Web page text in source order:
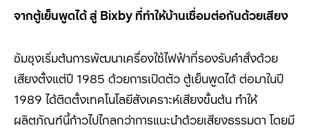
จากตู้เย็นพูดได้ สู่ Bixby ที่ทำให้บ้านเชื่อมต่อกันด้วยเสียง
ซัมซุงเริ่มต้นการพัฒนาเครื่องใช้ไฟฟ้าที่รองรับคำสั่งด้วย
เสียงตั้งแต่ปี 1985 ด้วยการเปิดตัว ตู้เย็นพูดได้ ต่อมาในปี
1989ได้ติดตั้งเทคโนโลยีสังเคราะห์เสียงขั้นต้น ทำให้
ผลิตภัณฑ์นี้ก้าวไปไกลกว่าการแนะนำด้วยเสียงธรรมดา โดยมี